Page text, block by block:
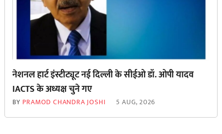
नेशनल हार्ट इंस्टीट्यूट नई दिल्ली के सीईओ डॉ. ओपी यादव
IACTS के अध्यक्ष चुने गए
BY PRAMOD CHANDRA JOSHI 5 AUG, 2026